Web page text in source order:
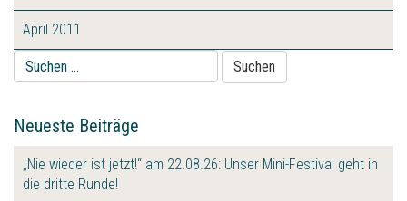
April 2011
Suche
nach:
Neueste Beiträge
„Nie wieder ist jetzt!“ am 22.08.26: Unser Mini-Festival geht in
die dritte Runde!